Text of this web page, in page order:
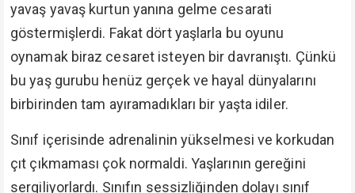
yavaş yavaş kurtun yanına gelme cesarati
göstermişlerdi. Fakat dört yaşlarla bu oyunu
oynamak biraz cesaret isteyen bir davranıştı. Çünkü
bu yaş gurubu henüz gerçek ve hayal dünyalarını
birbirinden tam ayıramadıkları bir yaşta idiler.
Sınıf içerisinde adrenalinin yükselmesi ve korkudan
çıt çıkmaması çok normaldi. Yaşlarının gereğini
sergiliyorlardı. Sınıfın sessizliğinden dolayı sınıf